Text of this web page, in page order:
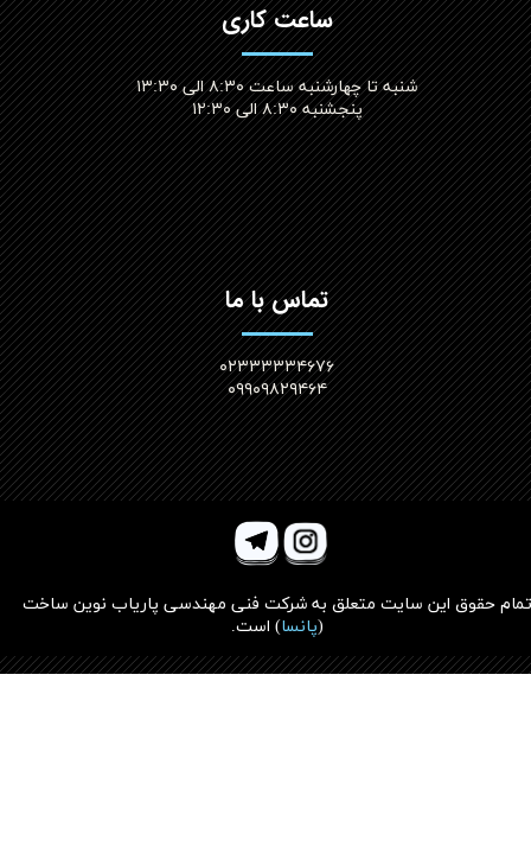
ساعت کاری
شنبه تا چهارشنبه ساعت ۸:۳۰ الی ۱۳:۳۰
پنجشنبه ۸:۳۰ الی ۱۲:۳۰​​​​​​​
تماس با ما
۰۲۳۳۳۳۳۴۶۷۶
۰۹۹۰۹۸۲۹۴۶۴
تمام حقوق این سایت متعلق به شرکت فنی مهندسی پاریاب نوین ساخت
(پانسا) است.